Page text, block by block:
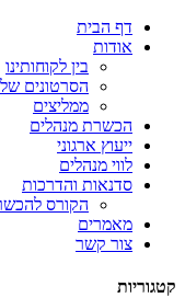
דף הבית
אודות
בין לקוחותינו
הסרטונים
ממליצים
הכשרת מנהלים
ייעוץ ארגוני
לווי מנהלים
סדנאות והדרכות
הקורס
מאמרים
צור קשר
קטגוריות